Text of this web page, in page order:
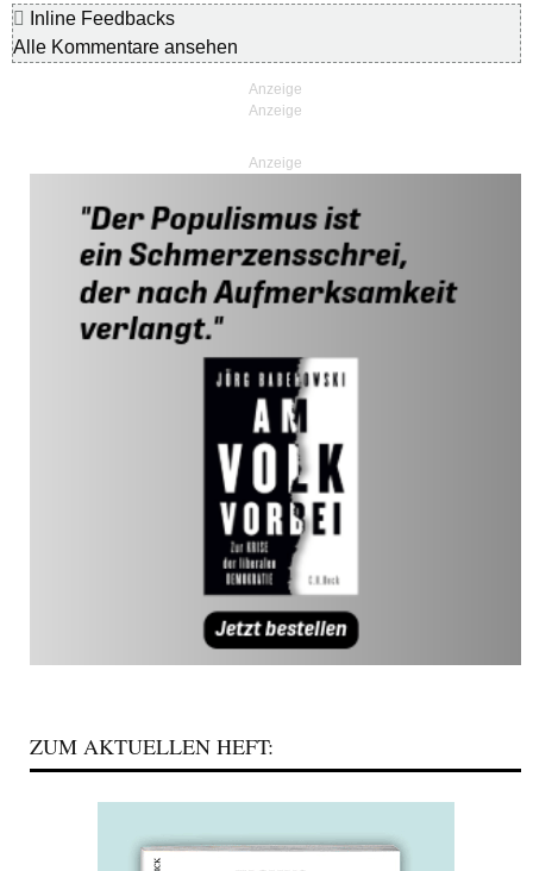
Inline Feedbacks
Alle Kommentare ansehen
Anzeige
ZUM AKTUELLEN HEFT: